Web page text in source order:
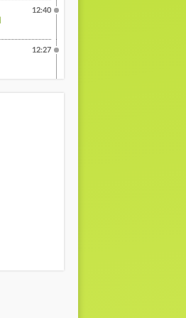
12:40
12:27